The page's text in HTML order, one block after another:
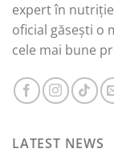
expert în
oficial găsești o
cele mai bune
LATEST NEWS